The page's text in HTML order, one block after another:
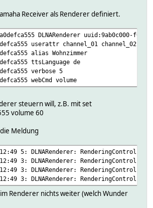
Receiver als Renderer definiert.
DLNARenderer uuid:9ab0c000-
userattr channel_01 channel_02
alias Wohnzimmer
ttsLanguage de
verbose 5
webCmd volume
steuern will, z.B. mit set
volume 60
Meldung
5: DLNARenderer: RenderingControl:
3: DLNARenderer: RenderingControl,
3: DLNARenderer: RenderingControl,
3: DLNARenderer: RenderingControl,
Renderer nichts weiter (welch Wunder